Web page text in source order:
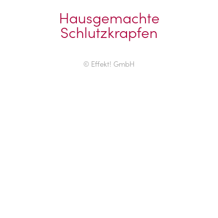
Hausgemachte
Schlutzkrapfen
© Effekt! GmbH